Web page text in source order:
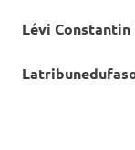
Lévi Constantin